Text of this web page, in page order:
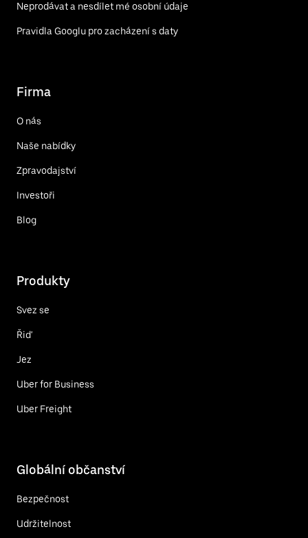
Neprodávat a nesdílet mé osobní údaje
Pravidla Googlu pro zacházení s daty
Firma
O nás
Naše nabídky
Zpravodajství
Investoři
Blog
Produkty
Svez se
Řiď
Jez
Uber for Business
Uber Freight
Globální občanství
Bezpečnost
Udržitelnost